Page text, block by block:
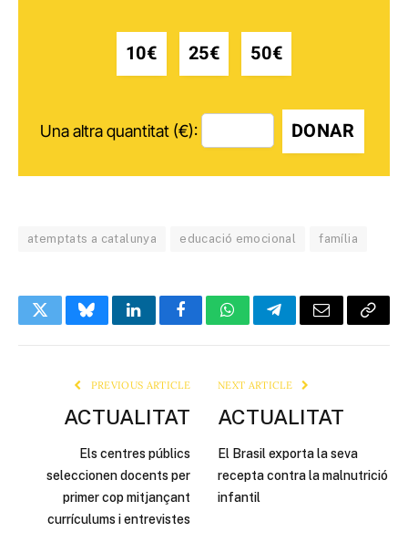
10€ 25€ 50€
Una altra quantitat (€): DONAR
atemptats a catalunya educació emocional família
TwitterBlueskyLinkedInFacebookWhatsAppTelegramEmail Copy
PREVIOUS ARTICLE
ACTUALITAT
Els centres públics
seleccionen docents per
primer cop mitjançant
currículums i entrevistes
NEXT ARTICLE
ACTUALITAT
El Brasil exporta la seva
recepta contra la malnutrició
infantil